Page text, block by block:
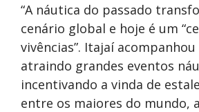
“A náutica do passado
cenário global e hoje é um
vivências”. Itajaí
atraindo grandes eventos
incentivando a vinda de
entre os maiores do mundo,